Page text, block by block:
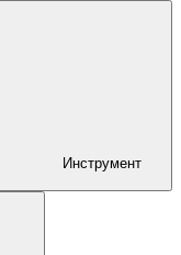
Инструмент